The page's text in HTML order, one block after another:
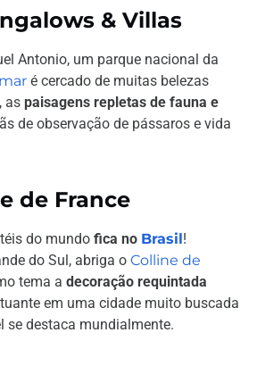
& Villas
Antonio, um parque nacional da
é cercado de muitas belezas
as paisagens repletas de fauna e
de observação de pássaros e vida
de France
do mundo fica no Brasil!
do Sul, abriga o Colline de
tema a decoração requintada
em uma cidade muito buscada
se destaca mundialmente.